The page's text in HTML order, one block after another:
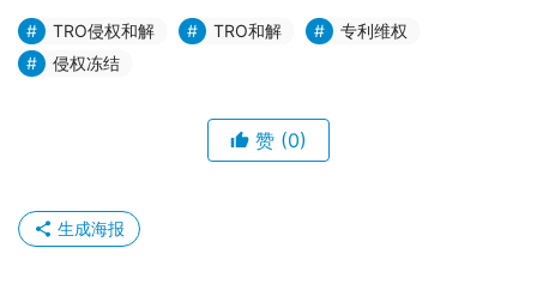
TRO侵权和解 TRO和解
专利维权
侵权冻结
赞 (0)
生成海报